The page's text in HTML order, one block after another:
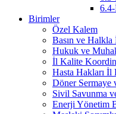
Birimler
Özel Kalem
Basın ve
Hukuk ve
İl Kalite
Hasta Hakları
Döner Sermaye
Sivil Savunma
Enerji Yönetim